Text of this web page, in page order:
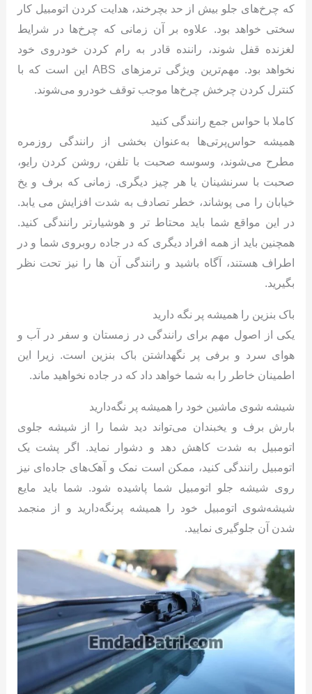
که چرخ‌های جلو بیش از حد بچرخند، هدایت کردن اتومبیل کار
سختی خواهد بود. علاوه بر آن زمانی که چرخ‌ها در شرایط
لغزنده قفل شوند، راننده قادر به رام کردن خودروی خود
نخواهد بود. مهم‌ترین ویژگی ترمزهای ABS این است که با
کنترل کردن چرخش چرخ‌ها موجب توقف خودرو می‌شوند.
کاملا با حواس جمع رانندگی کنید
همیشه حواس‌پرتی‌ها به‌عنوان بخشی از رانندگی روزمره
مطرح می‌شوند، وسوسه صحبت با تلفن، روشن کردن رایو،
صحبت با سرنشینان یا هر چیز دیگری. زمانی که برف و یخ
خیابان را می پوشاند، خطر تصادف به شدت افزایش می یابد.
در این مواقع شما باید محتاط تر و هوشیارتر رانندگی کنید.
همچنین باید از همه افراد دیگری که در جاده روبروی شما و در
اطراف هستند، آگاه باشید و رانندگی آن ها را نیز تحت نظر
بگیرید.
باک بنزین را همیشه پر نگه دارید
یکی از اصول مهم برای رانندگی در زمستان و سفر در آب و
هوای سرد و برفی پر نگهداشتن باک بنزین است. زیرا این
اطمینان خاطر را به شما خواهد داد که در جاده نخواهید ماند.
شیشه شوی ماشین خود را همیشه پر نگه‌دارید
بارش برف و یخبندان می‌تواند دید شما را از شیشه جلوی
اتومبیل به شدت کاهش دهد و دشوار نماید. اگر پشت یک
اتومبیل رانندگی کنید، ممکن است نمک و آهک‌های جاده‌ای نیز
روی شیشه جلو اتومبیل شما پاشیده شود. شما باید مایع
شیشه‌شوی اتومبیل خود را همیشه پرنگه‌دارید و از منجمد
شدن آن جلوگیری نمایید.